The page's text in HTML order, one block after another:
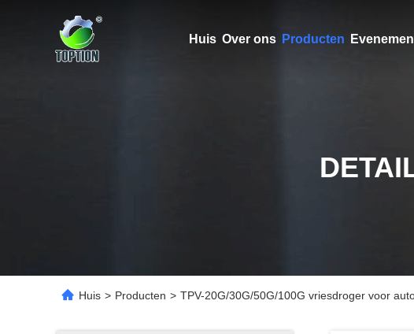
Huis Over ons Producten
Huis > Producten > TPV-20G/30G/50G/100G vriesdroger voor